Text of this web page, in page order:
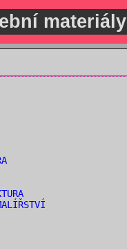
materiály